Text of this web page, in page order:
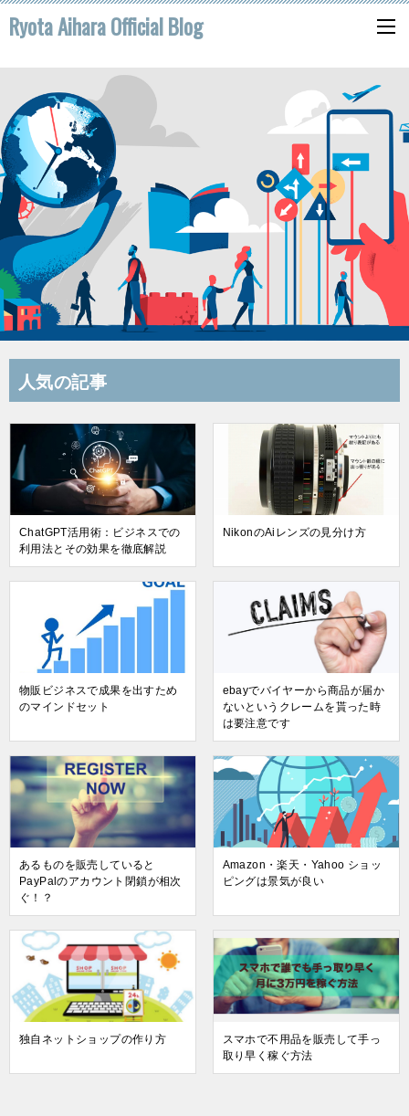
Ryota Aihara Official Blog
人気の記事
ChatGPT活用術：ビジネスでの
利用法とその効果を徹底解説
NikonのAiレンズの見分け方
物販ビジネスで成果を出すため
のマインドセット
ebayでバイヤーから商品が届か
ないというクレームを貰った時
は要注意です
あるものを販売していると
PayPalのアカウント閉鎖が相次
ぐ！？
Amazon・楽天・Yahoo ショッ
ピングは景気が良い
独自ネットショップの作り方
スマホで不用品を販売して手っ
取り早く稼ぐ方法